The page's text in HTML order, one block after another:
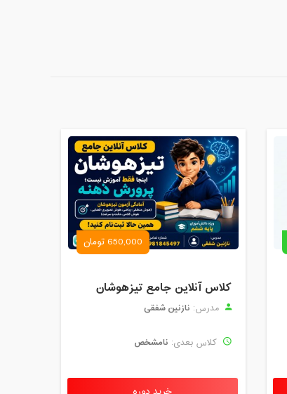
650,000 تومان
کلاس آنلاین جامع تیزهوشان
مدرس: نازنین شفقی
کلاس بعدی: نامشخص